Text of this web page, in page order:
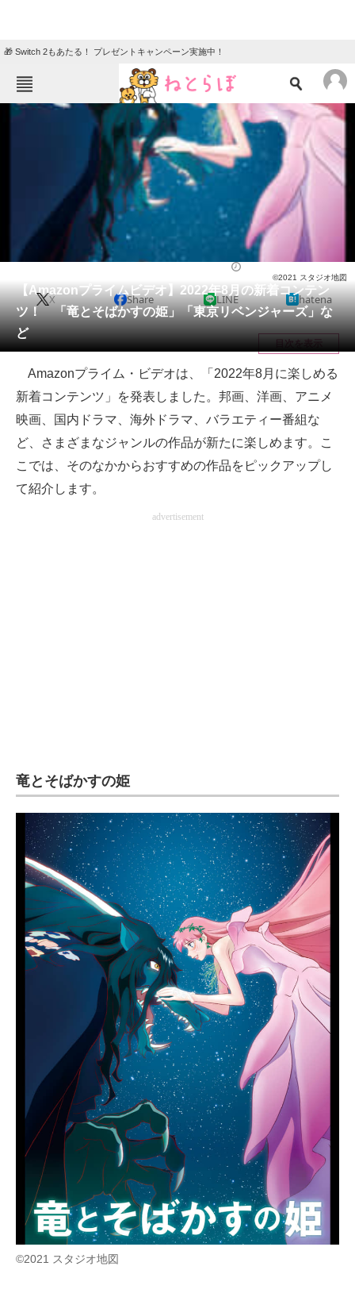
🎁 Switch 2もあたる！ プレゼントキャンペーン実施中！
ねとらぼメニュー
ニュース
クイズ
地域
教育・育児
動物 リサーチ
会員記事
メディア
注目記事を集めた総合ページ
ITの今と未来を見通す
スマホと通信の最新トレンド
好きが集まる 比べて選べる
製造業のIT導入・活用を支援
モノづくり技術者専門サイト
エレクトロニクス専門サイト
電子設計の基本と応用
エネルギーの専門メディア
建設×テクノロジーの最前線
ちょっと気になるネットの話題
【Amazonプライムビデオ】2022年8月の新着コンテン
ツ！ 「竜とそばかすの姫」「東京リベンジャーズ」な
ど
©2021 スタジオ地図
X Share LINE hatena
目次を表示
Amazonプライム・ビデオは、「2022年8月に楽しめる
新着コンテンツ」を発表しました。邦画、洋画、アニメ
映画、国内ドラマ、海外ドラマ、バラエティー番組な
ど、さまざまなジャンルの作品が新たに楽しめます。こ
こでは、そのなかからおすすめの作品をピックアップし
て紹介します。
advertisement
竜とそばかすの姫
©2021 スタジオ地図